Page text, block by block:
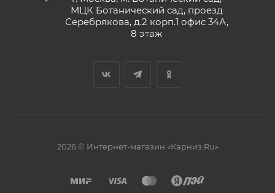
МЦК Ботанический сад, проезд
Серебрякова, д.2 корп.1 офис 34А,
8 этаж
2026 © Интернет-магазин «Карниз.Ru»